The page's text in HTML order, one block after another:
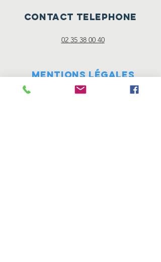
CONTACT TELEPHONE
02 35 38 00 40
Mentionslégales
"Les mentions légales sont directement